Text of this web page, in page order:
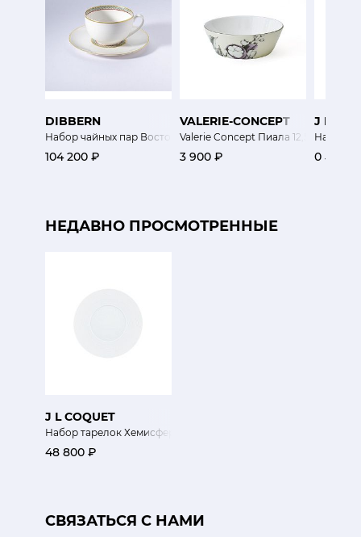
DIBBERN
Набор чайных пар Восток
104 200 ₽
VALERIE-CONCEPT
Valerie Concept Пиала 12,5 см Экзо
3 900 ₽
J L
Набор
0 ₽
НЕДАВНО ПРОСМОТРЕННЫЕ
J L COQUET
Набор тарелок Хемисфер Сатин 6 шт
48 800 ₽
CВЯЗАТЬСЯ С НАМИ